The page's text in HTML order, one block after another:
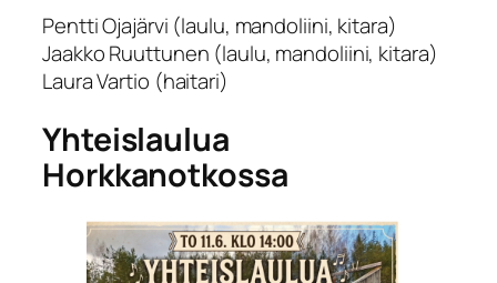
Pentti Ojajärvi (laulu, mandoliini, kitara)
Jaakko Ruuttunen (laulu, mandoliini, kitara)
Laura Vartio (haitari)
Yhteislaulua
Horkkanotkossa